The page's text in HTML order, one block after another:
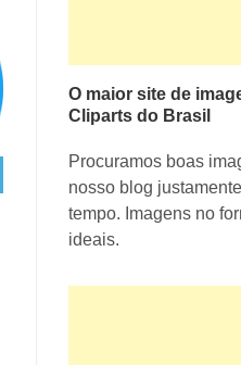
O maior site de
Cliparts do Brasil
Procuramos boas
nosso blog
tempo. Imagens no
ideais.